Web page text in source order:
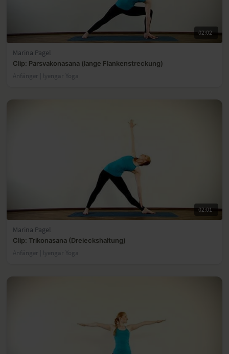
02:02
Marina Pagel
Clip: Parsvakonasana (lange Flankenstreckung)
Anfänger | lyengar Yoga
02:01
Marina Pagel
Clip: Trikonasana (Dreieckshaltung)
Anfänger | lyengar Yoga